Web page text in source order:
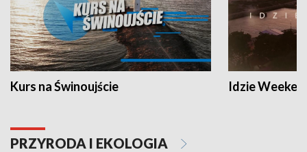
Kurs na Świnoujście Idzie
PRZYRODA I EKOLOGIA